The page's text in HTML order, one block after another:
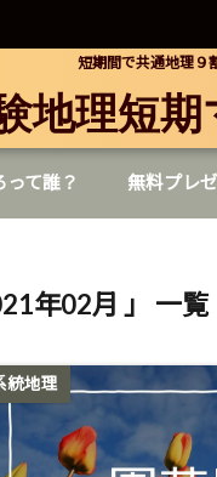
短期間で共通地理９
地理短
て誰？ 無料プレ
年02月 」 一覧
統地理